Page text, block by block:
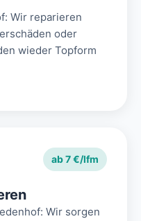
Wir reparieren
oder
wieder Topform
ab 7 €/lfm
Wir sorgen